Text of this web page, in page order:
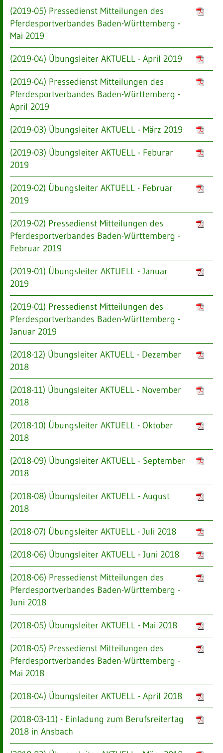
(2019-05) Pressedienst Mitteilungen des
Pferdesportverbandes Baden-Württemberg -
Mai 2019
(2019-04) Übungsleiter AKTUELL - April 2019
(2019-04) Pressedienst Mitteilungen des
Pferdesportverbandes Baden-Württemberg -
April 2019
(2019-03) Übungsleiter AKTUELL - März 2019
(2019-03) Übungsleiter AKTUELL - Feburar
2019
(2019-02) Übungsleiter AKTUELL - Februar
2019
(2019-02) Pressedienst Mitteilungen des
Pferdesportverbandes Baden-Württemberg -
Februar 2019
(2019-01) Übungsleiter AKTUELL - Januar
2019
(2019-01) Pressedienst Mitteilungen des
Pferdesportverbandes Baden-Württemberg -
Januar 2019
(2018-12) Übungsleiter AKTUELL - Dezember
2018
(2018-11) Übungsleiter AKTUELL - November
2018
(2018-10) Übungsleiter AKTUELL - Oktober
2018
(2018-09) Übungsleiter AKTUELL - September
2018
(2018-08) Übungsleiter AKTUELL - August
2018
(2018-07) Übungsleiter AKTUELL - Juli 2018
(2018-06) Übungsleiter AKTUELL - Juni 2018
(2018-06) Pressedienst Mitteilungen des
Pferdesportverbandes Baden-Württemberg -
Juni 2018
(2018-05) Übungsleiter AKTUELL - Mai 2018
(2018-05) Pressedienst Mitteilungen des
Pferdesportverbandes Baden-Württemberg -
Mai 2018
(2018-04) Übungsleiter AKTUELL - April 2018
(2018-03-11) - Einladung zum Berufsreitertag
2018 in Ansbach